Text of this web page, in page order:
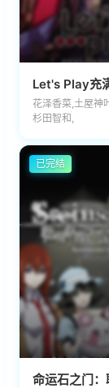
Let's Play充
花泽香菜,土屋神
杉田智和,
已完结
命运石之门